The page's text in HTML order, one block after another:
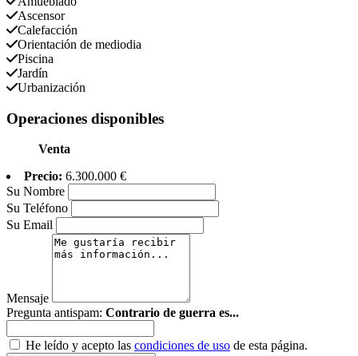
Ascensor
Calefacción
Orientación de mediodia
Piscina
Jardín
Urbanización
Operaciones disponibles
Venta
Precio: 6.300.000 €
Su Nombre
Su Teléfono
Su Email
Mensaje
Pregunta antispam: Contrario de guerra es...
He leído y acepto las condiciones de uso de esta página.